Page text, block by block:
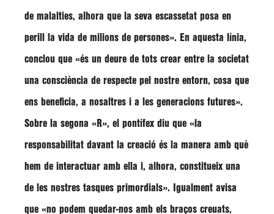
de malalties, alhora que la seva escassetat posa en
perill la vida de milions de persones». En aquesta línia,
conclou que «és un deure de tots crear entre la societat
una consciència de respecte pel nostre entorn, cosa que
ens beneficia, a nosaltres i a les generacions futures».
Sobre la segona «R», el pontífex diu que «la
responsabilitat davant la creació és la manera amb què
hem de interactuar amb ella i, alhora, constitueix una
de les nostres tasques primordials». Igualment avisa
que «no podem quedar-nos amb els braços creuats,